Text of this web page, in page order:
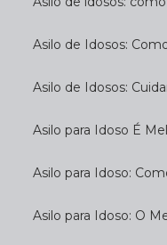
Asilo de Idosos:
Asilo de Idosos:
Asilo para Idoso É
Asilo para Idoso:
Asilo para Idoso: O